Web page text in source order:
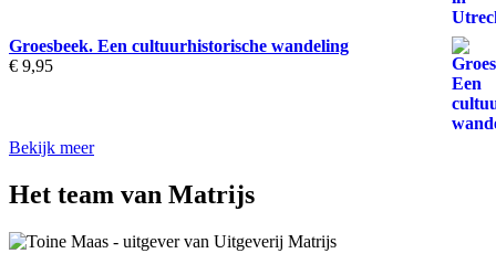
Groesbeek. Een cultuurhistorische wandeling
€ 9,95
Bekijk meer
Het team van Matrijs